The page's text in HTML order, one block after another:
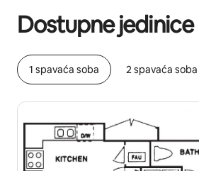
Dostupne jedinice
1 spavaća soba 2 spavaća soba